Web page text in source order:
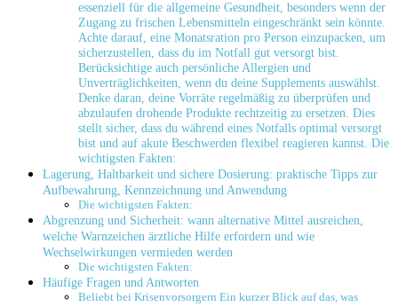
essenziell für die allgemeine Gesundheit, besonders wenn der
Zugang zu frischen Lebensmitteln eingeschränkt sein könnte.
Achte darauf, eine Monatsration ⁤pro Person ⁤einzupacken, um
sicherzustellen,‌ dass du im Notfall gut versorgt ⁢bist.‍
Berücksichtige auch ‍persönliche Allergien und
Unverträglichkeiten, wenn du deine Supplements auswählst.
Denke daran, deine Vorräte regelmäßig zu⁢ überprüfen und
abzulaufen drohende Produkte rechtzeitig zu ersetzen. Dies
stellt sicher, dass du während​ eines ⁣Notfalls optimal versorgt
bist und auf akute ⁤Beschwerden flexibel reagieren kannst. Die
wichtigsten Fakten:
Lagerung, Haltbarkeit und sichere Dosierung: praktische Tipps zur
Aufbewahrung,⁢ Kennzeichnung und Anwendung
Die wichtigsten Fakten:
Abgrenzung und Sicherheit:⁢ wann alternative ‌Mittel ausreichen,
welche Warnzeichen ärztliche Hilfe erfordern und wie
Wechselwirkungen vermieden werden
Die wichtigsten Fakten:
Häufige Fragen und Antworten
Beliebt bei Krisenvorsorgern Ein kurzer Blick auf das, was